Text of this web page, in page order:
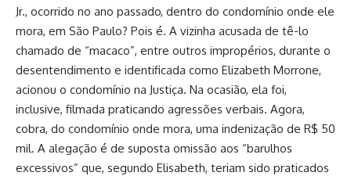
Jr., ocorrido no ano passado, dentro do condomínio onde ele
mora, em São Paulo? Pois é. A vizinha acusada de tê-lo
chamado de “macaco”, entre outros impropérios, durante o
desentendimento e identificada como Elizabeth Morrone,
acionou o condomínio na Justiça. Na ocasião, ela foi,
inclusive, filmada praticando agressões verbais. Agora,
cobra, do condomínio onde mora, uma indenização de R$ 50
mil. A alegação é de suposta omissão aos “barulhos
excessivos” que, segundo Elisabeth, teriam sido praticados